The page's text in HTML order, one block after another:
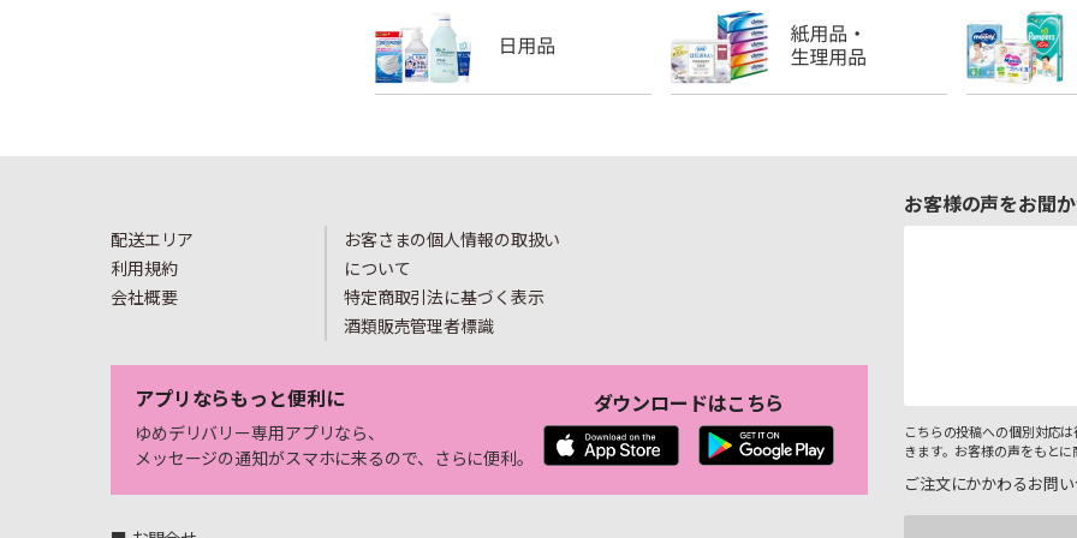
配送エリア
利用規約
会社概要
お客さまの個人情報の取扱い
について
特定商取引法に基づく表示
酒類販売管理者標識
アプリならもっと便利に
ゆめデリバリー専用アプリなら、
メッセージの通知がスマホに来るので、さらに便利。
ダウンロードはこちら
お客様の声をお聞
こちらの投稿への個別対応
きます。お客様の声をもと
ご注文にかかわるお問